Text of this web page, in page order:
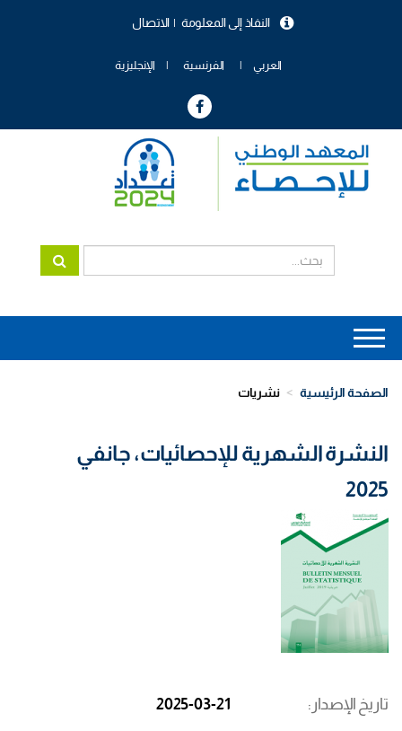
الاتصال النفاذ إلى المعلومة
العربي الفرنسية الإنجليزية
Main
navigation
الصفحة الرئيسية نشريات
النشرة الشهرية للإحصائيات، جانفي
2025
تاريخ الإصدار 2025-03-21